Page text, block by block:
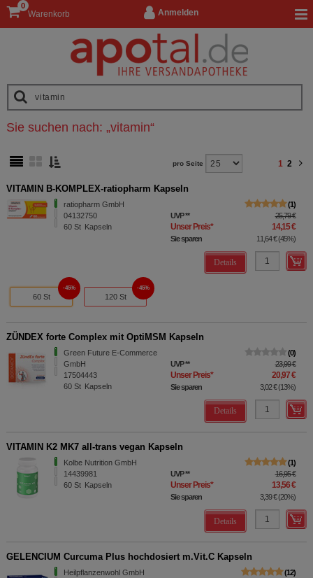
Anmelden
Warenkorb
0
Sie suchen nach: „vitamin“
pro Seite 1 2
VITAMIN B-KOMPLEX-ratiopharm Kapseln
ratiopharm GmbH
04132750
60 St Kapseln
1
UVP** 25,79 €
Unser Preis* 14,15 €
Sie sparen 11,64 €(45%)
Details
60 St
45%
120 St
45%
ZÜNDEX forte Complex mit OptiMSM Kapseln
Green Future E-Commerce
GmbH
17504443
60 St Kapseln
0
UVP** 23,99 €
Unser Preis* 20,97 €
Sie sparen 3,02 €(13%)
Details
VITAMIN K2 MK7 all-trans vegan Kapseln
Kolbe Nutrition GmbH
14439981
60 St Kapseln
1
UVP** 16,95 €
Unser Preis* 13,56 €
Sie sparen 3,39 €(20%)
Details
GELENCIUM Curcuma Plus hochdosiert m.Vit.C Kapseln
Heilpflanzenwohl GmbH
12